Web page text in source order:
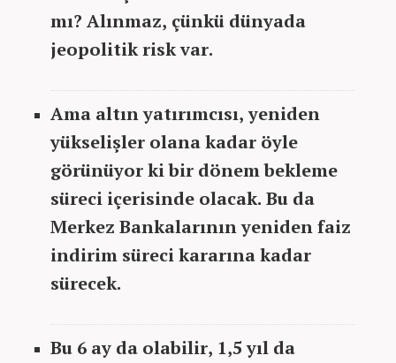
mı? Alınmaz, çünkü dünyada
jeopolitik risk var.
Ama altın yatırımcısı, yeniden
yükselişler olana kadar öyle
görünüyor ki bir dönem bekleme
süreci içerisinde olacak. Bu da
Merkez Bankalarının yeniden faiz
indirim süreci kararına kadar
sürecek.
Bu 6 ay da olabilir, 1,5 yıl da